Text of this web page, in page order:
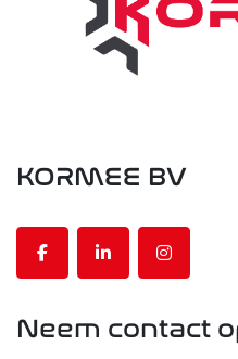
KORMEE BV
facebooklinkedininstagram
Neem contact